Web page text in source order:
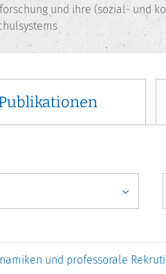
und ihre (sozial- und
und professorale